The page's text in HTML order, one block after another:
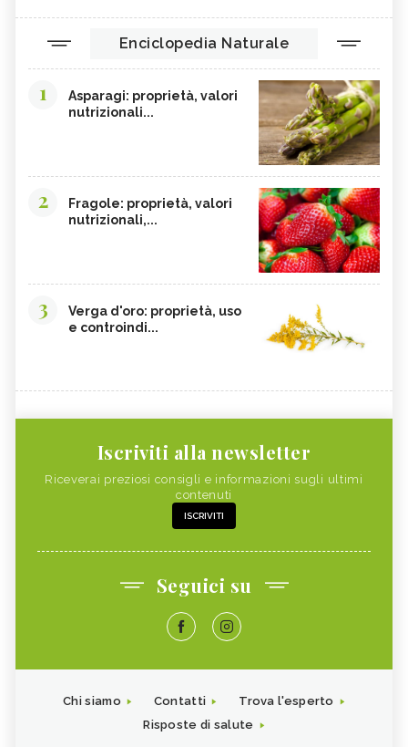
Enciclopedia Naturale
1
Asparagi: proprietà, valori
nutrizionali...
2
Fragole: proprietà, valori
nutrizionali,...
3
Verga d'oro: proprietà, uso
e controindi...
Iscriviti alla newsletter
Riceverai preziosi consigli e informazioni sugli ultimi
contenuti
ISCRIVITI
Seguici su
Chi siamo Contatti
Trova l'esperto
Risposte di salute